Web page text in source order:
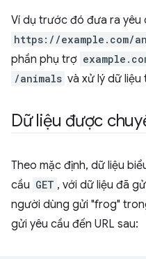
Ví dụ trước đó đưa ra yêu
https://example.com/
phần phụ trợ
/animals và xử lý dữ liệu
Dữ liệu được
Theo mặc định, dữ liệu
cầu GET , với dữ liệu đã
người dùng gửi "frog"
gửi yêu cầu đến URL sau: